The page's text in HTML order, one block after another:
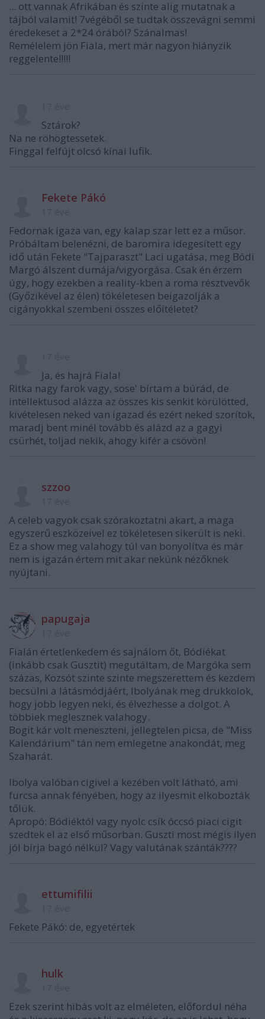
... ott vannak Afrikában és szinte alig mutatnak a
tájból valamit! 7végéből se tudtak összevágni semmi
éredekeset a 2*24 órából? Szánalmas!
Remélelem jön Fiala, mert már nagyon hiányzik
reggelente!!!!!
Sztárok?
Na ne röhögtessetek.
Finggal felfújt olcsó kínai lufik.
Fekete Pákó
Fedornak igaza van, egy kalap szar lett ez a műsor.
Próbáltam belenézni, de baromira idegesített egy
idő után Fekete "Tajparaszt" Laci ugatása, meg Bódi
Margó álszent dumája/vigyorgása. Csak én érzem
úgy, hogy ezekben a reality-kben a roma résztvevők
(Győzikével az élen) tökéletesen beigazolják a
cigányokkal szembeni összes előítéletet?
Ja, és hajrá Fiala!
Ritka nagy farok vagy, sose' bírtam a búrád, de
intellektusod alázza az összes kis senkit körülötted,
kivételesen neked van igazad és ezért neked szorítok,
maradj bent minél tovább és alázd az a gagyi
csürhét, toljad nekik, ahogy kifér a csövön!
szzoo
A celeb vagyok csak szórakoztatni akart, a maga
egyszerű eszközeivel ez tökéletesen sikerült is neki.
Ez a show meg valahogy túl van bonyolítva és már
nem is igazán értem mit akar nekünk nézőknek
nyújtani.
papugaja
Fialán értetlenkedem és sajnálom őt, Bódiékat
(inkább csak Gusztit) megutáltam, de Margóka sem
százas, Kozsót szinte szinte megszerettem és kezdem
becsülni a látásmódjáért, Ibolyának meg drukkolok,
hogy jobb legyen neki, és élvezhesse a dolgot. A
többiek meglesznek valahogy.
Bogit kár volt meneszteni, jellegtelen picsa, de "Miss
Kalendárium" tán nem emlegetne anakondát, meg
Szaharát.
Ibolya valóban cigivel a kezében volt látható, ami
furcsa annak fényében, hogy az ilyesmit elkobozták
tőlük.
Apropó: Bódiéktól vagy nyolc csík óccsó piaci cigit
szedtek el az első műsorban. Guszti most mégis ilyen
jól bírja bagó nélkül? Vagy valutának szánták????
ettumifilii
Fekete Pákó: de, egyetértek
hulk
Ezek szerint hibás volt az elméleten, előfordul néha